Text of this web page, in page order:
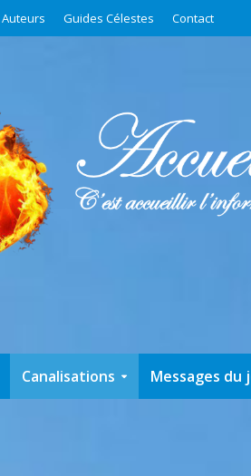
Guides Célestes Contact
Canalisations Messages du